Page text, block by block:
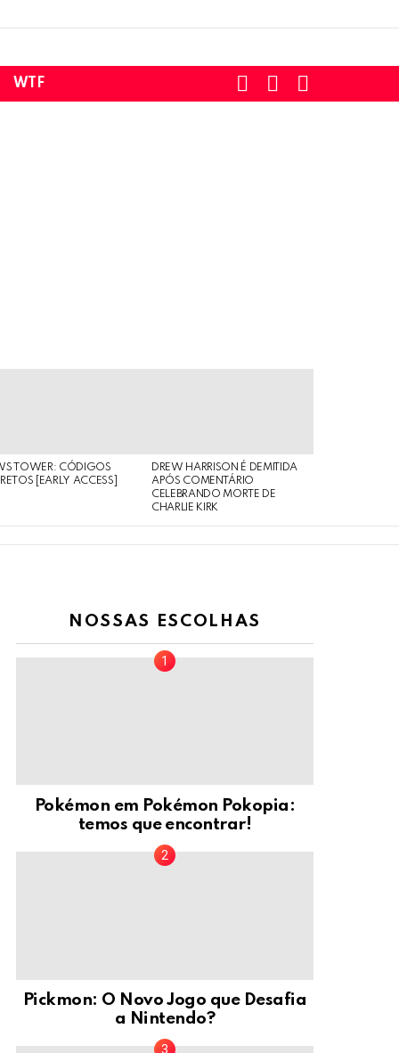
WTF
SWITCH
SKIN
SEARCH
TOWER: CÓDIGOS
[EARLY ACCESS]
DREW HARRISON É DEMITIDA
APÓS COMENTÁRIO
CELEBRANDO MORTE DE
CHARLIE KIRK
NOSSAS ESCOLHAS
Pokémon em Pokémon Pokopia:
temos que encontrar!
Pickmon: O Novo Jogo que Desafia
a Nintendo?